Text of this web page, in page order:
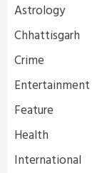
Astrology
Chhattisgarh
Crime
Entertainment
Feature
Health
International